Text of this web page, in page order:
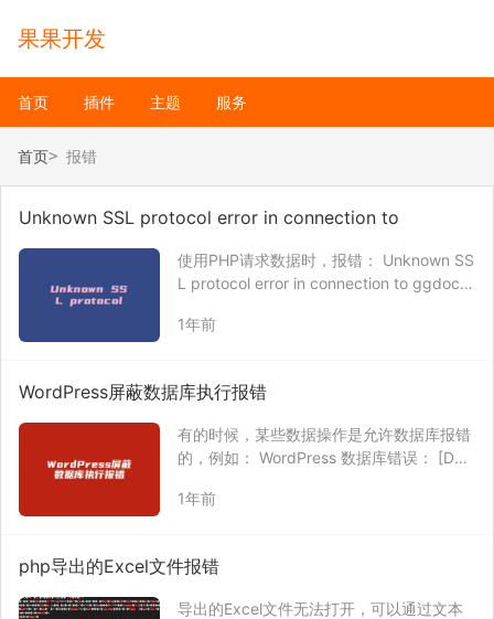
果果开发
首页 插件 主题 服务
首页 报错
Unknown SSL protocol error in connection to
使用PHP请求数据时，报错： Unknown SS
L protocol error in connection to ggdoc.c
旧无法解决的话，可能是以下原因： 网站域
1年前
WordPress屏蔽数据库执行报错
有的时候，某些数据操作是允许数据库报错
的，例如： WordPress 数据库错误： [Dup
重复的数据，导致报错的。 如果想要屏蔽数
1年前
php导出的Excel文件报错
导出的Excel文件无法打开，可以通过文本